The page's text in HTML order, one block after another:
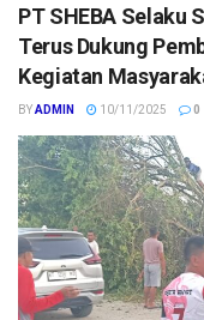
PT SHEBA Selaku
Terus Dukung
Kegiatan
BYADMIN 10/11/2025 0